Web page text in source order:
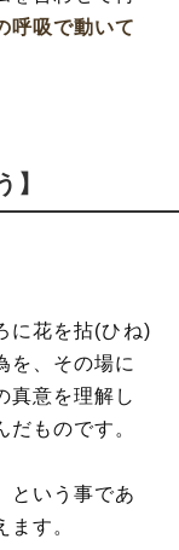
呼吸で動いて
】
に花を拈(ひね)
を、その場に
真意を理解し
ものです。
という事であ
す。